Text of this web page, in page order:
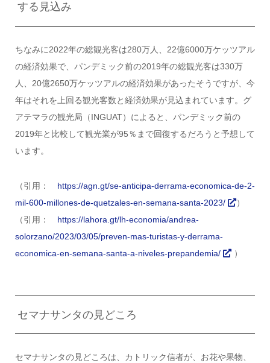
する見込み
ちなみに2022年の総観光客は280万人、22億6000万ケッツアル
の経済効果で、パンデミック前の2019年の総観光客は330万
人、20億2650万ケッツアルの経済効果があったそうですが、今
年はそれを上回る観光客数と経済効果が見込まれています。グ
アテマラの観光局（INGUAT）によると、パンデミック前の
2019年と比較して観光業が95％まで回復するだろうと予想して
います。
（引用： https://agn.gt/se-anticipa-derrama-economica-de-2-
mil-600-millones-de-quetzales-en-semana-santa-2023/
）
（引用： https://lahora.gt/lh-economia/andrea-
solorzano/2023/03/05/preven-mas-turistas-y-derrama-
economica-en-semana-santa-a-niveles-prepandemia/
）
セマナサンタの見どころ
セマナサンタの見どころは、カトリック信者が、お花や果物、